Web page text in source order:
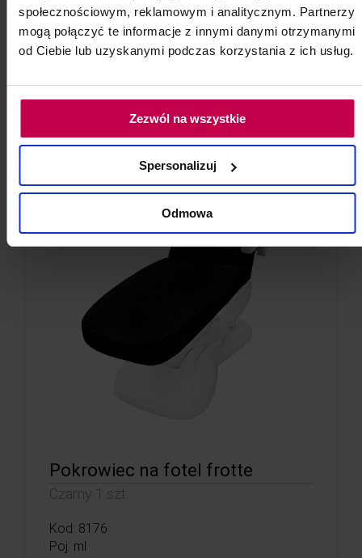
społecznościowym, reklamowym i analitycznym. Partnerzy
mogą połączyć te informacje z innymi danymi otrzymanymi
od Ciebie lub uzyskanymi podczas korzystania z ich usług.
Zezwól na wszystkie
Spersonalizuj
Odmowa
35, -33, - zł
do koszyka
Pokrowiec na fotel frotte
Czarny 1 szt.
Kod: 8176
Poj: ml